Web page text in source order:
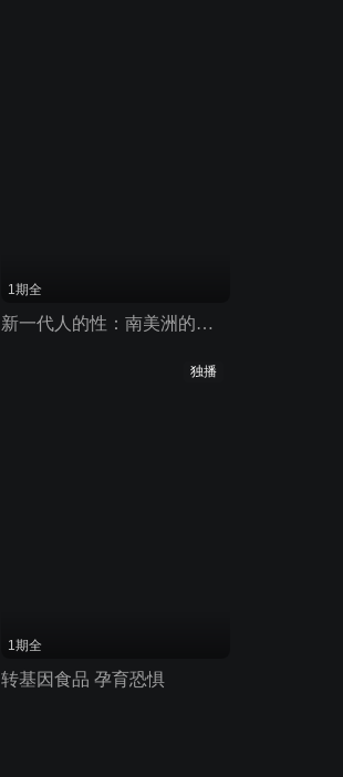
1期全
新一代人的性：南美洲的秘密
独播
1期全
转基因食品 孕育恐惧